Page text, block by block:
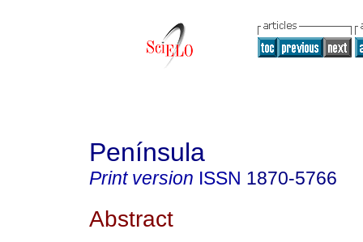
Península
Print version ISSN 1870-5766
Abstract